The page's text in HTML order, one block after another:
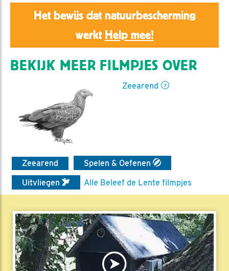
Het bewijs dat natuurbescherming
werkt Help mee!
BEKIJK MEER FILMPJES OVER
Zeearend
Zeearend
Spelen & Oefenen
Uitvliegen
Alle Beleef de Lente filmpjes